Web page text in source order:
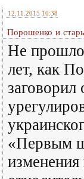
12.11.2015 10:38
Порошенко и
Не
лет, как
заговорил
«Первым